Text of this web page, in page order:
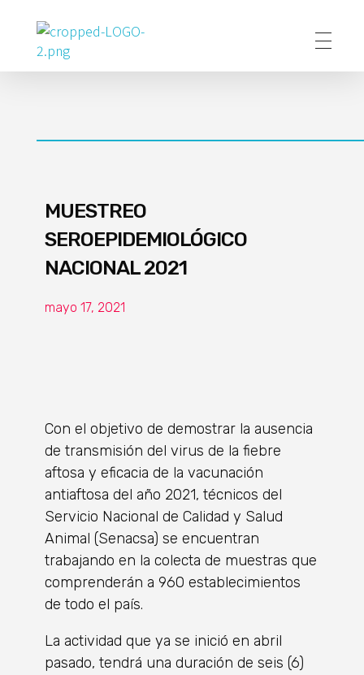
Poder Agropecuario
MUESTREO
SEROEPIDEMIOLÓGICO
NACIONAL 2021
mayo 17, 2021
Con el objetivo de demostrar la ausencia
de transmisión del virus de la fiebre
aftosa y eficacia de la vacunación
antiaftosa del año 2021, técnicos del
Servicio Nacional de Calidad y Salud
Animal (Senacsa) se encuentran
trabajando en la colecta de muestras que
comprenderán a 960 establecimientos
de todo el país.
La actividad que ya se inició en abril
pasado, tendrá una duración de seis (6)